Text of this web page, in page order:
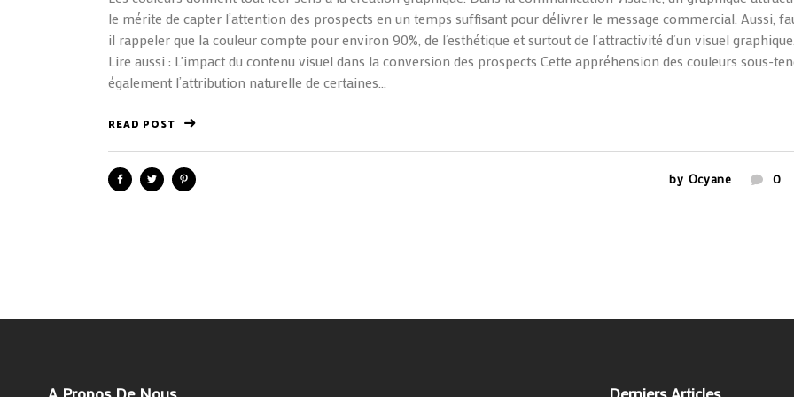
le mérite de capter l’attention des prospects en un temps suffisant pour délivrer le message commercial. Aussi,
il rappeler que la couleur compte pour environ 90%, de l’esthétique et surtout de l’attractivité d’un visuel graphique.
Lire aussi : L'impact du contenu visuel dans la conversion des prospects Cette appréhension des couleurs sous-
également l’attribution naturelle de certaines...
READ POST
by Ocyane 0